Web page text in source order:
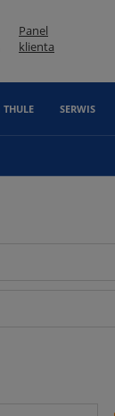
Panel
klienta
SERWIS